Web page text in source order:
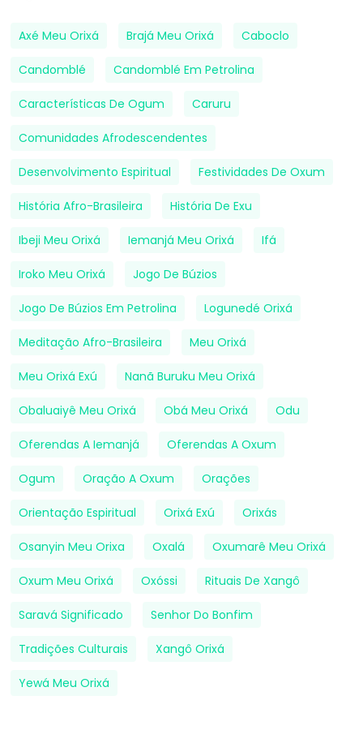
Axé Meu Orixá Brajá Meu Orixá Caboclo
Candomblé Candomblé Em Petrolina
Características De Ogum Caruru
Comunidades Afrodescendentes
Desenvolvimento Espiritual Festividades De Oxum
História Afro-Brasileira História De Exu
Ibeji Meu Orixá Iemanjá Meu Orixá Ifá
Iroko Meu Orixá Jogo De Búzios
Jogo De Búzios Em Petrolina Logunedé Orixá
Meditação Afro-Brasileira Meu Orixá
Meu Orixá Exú Nanã Buruku Meu Orixá
Obaluaiyê Meu Orixá Obá Meu Orixá Odu
Oferendas A Iemanjá Oferendas A Oxum
Ogum Oração A Oxum Orações
Orientação Espiritual Orixá Exú Orixás
Osanyin Meu Orixa Oxalá Oxumarê Meu Orixá
Oxum Meu Orixá Oxóssi Rituais De Xangô
Saravá Significado Senhor Do Bonfim
Tradições Culturais Xangô Orixá
Yewá Meu Orixá